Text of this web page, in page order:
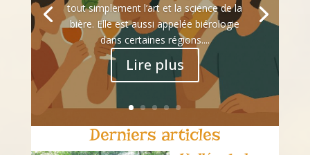
tout simplement l’art et la science de la
bière. Elle est aussi appelée biérologie
dans certaines régions....
Lire plus
Derniers articles